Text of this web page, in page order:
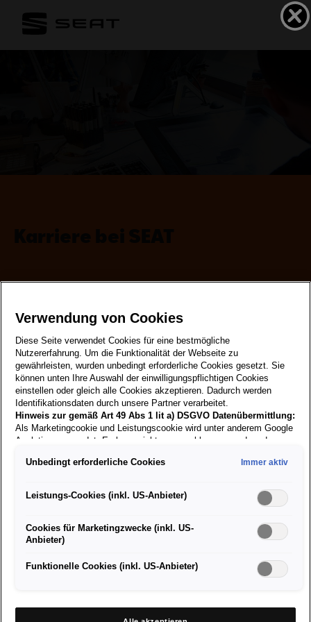
Zurück zur
Suche
03.01.2023
LEHRE:
(Spengler und Lackierer) - ab
2027
Verwendung von Cookies
Diese Seite verwendet Cookies für eine bestmögliche
Nutzererfahrung. Um die Funktionalität der Webseite zu
gewährleisten, wurden unbedingt erforderliche Cookies gesetzt. Sie
können unten Ihre Auswahl der einwilligungspflichtigen Cookies
einstellen oder gleich alle Cookies akzeptieren. Dadurch werden
Identifikationsdaten durch unsere Partner verarbeitet.
Hinweis zur gemäß Art 49 Abs 1 lit a) DSGVO Datenübermittlung:
Als Marketingcookie und Leistungscookie wird unter anderem Google
Analytics verwendet. Es kann nicht ausgeschlossen werden, dass
die USA (insbesondere dort an die Google LLC) weitergibt. In den
gleichwertiges Datenschutzniveau und es fehlt an einem
Angemessenheitsbeschluss der Europäischen Kommission. Hieraus
Betroffener in den USA nicht wirksam durchsetzen können, in den
USA keine Datenschutzgrundsätze bestehen, und weil nicht
Sicherheitsbehörden einen Zugriff auf Daten erlangen können, wobei
Eingriffe in Ihre persönlichen Rechte und Freiheiten nicht auf das
Unbedingt erforderliche Cookies Immer aktiv
Leistungs-Cookies (inkl. US-Anbieter)
Cookies für Marketingzwecke (inkl. US-
Anbieter)
Funktionelle Cookies (inkl. US-Anbieter)